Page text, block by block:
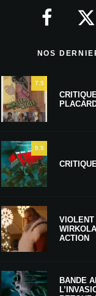
NOS
7.5
9.5
ACTION
BANDE